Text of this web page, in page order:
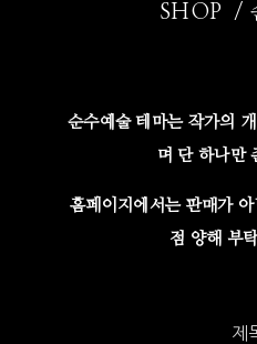
SHOP /
순수예술 테마는 작가의
며 단 하나만
홈페이지에서는 판매가
점 양해 부
제